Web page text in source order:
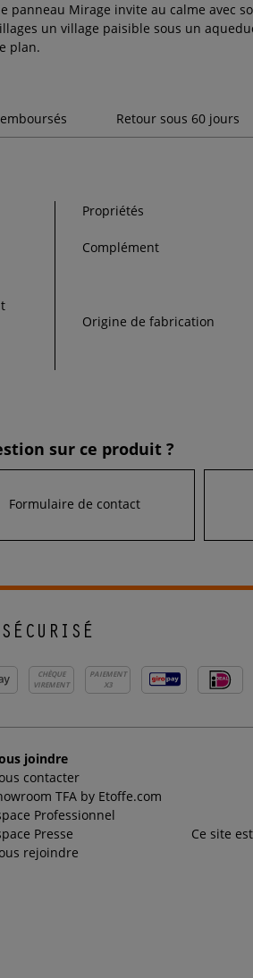
panneau Mirage invite au calme avec
un village paisible sous un
plan.
Retour sous 60 jours
Propriétés
Complément
Origine de fabrication
sur ce produit ?
Formulaire de contact
CHÈQUE
VIREMENT
PAIEMENT
X3
joindre
contacter
TFA by Etoffe.com
Professionnel
Presse
rejoindre
Ce site